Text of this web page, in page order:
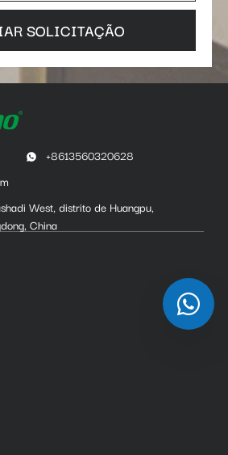
SOLICITAÇÃO
+8613560320628
West, distrito de Huangpu,
China